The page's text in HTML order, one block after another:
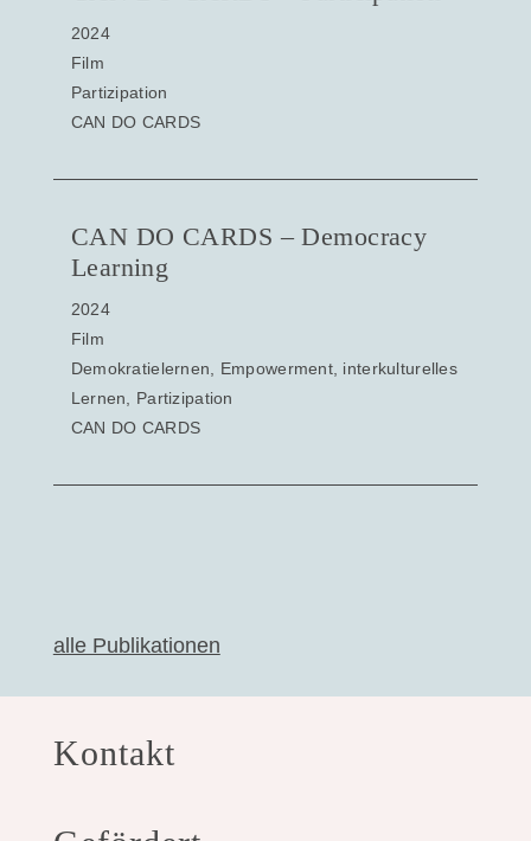
2024
Film
Partizipation
CAN DO CARDS
CAN DO CARDS – Democracy
Learning
2024
Film
Demokratielernen, Empowerment, interkulturelles
Lernen, Partizipation
CAN DO CARDS
alle Publikationen
Kontakt